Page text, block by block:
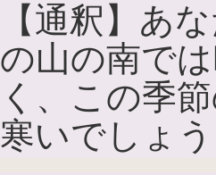
【通釈】あ
の山の南で
く、この季
寒いでしょ